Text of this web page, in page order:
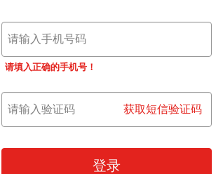
请填入正确的手机号！
获取短信验证码
登录